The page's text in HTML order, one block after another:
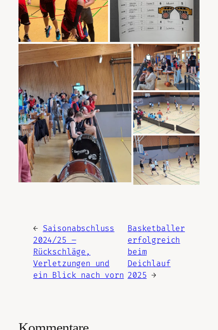
← Saisonabschluss
2024/25 –
Rückschläge,
Verletzungen und
ein Blick nach vorn
Basketballer
erfolgreich
beim
Deichlauf
2025 →